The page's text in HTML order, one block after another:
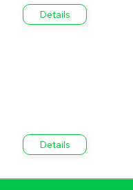
Details
Details